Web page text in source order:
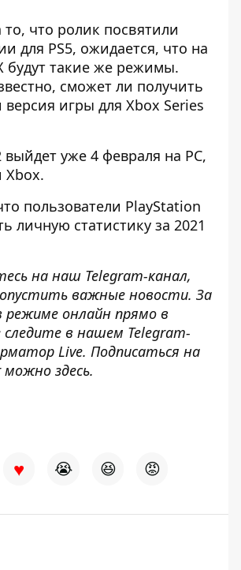
что ролик посвятили
для PS5, ожидается, что на
будут такие же режимы.
сможет ли получить
игры для Xbox Series
уже 4 февраля на PC,
Xbox.
пользователи PlayStation
личную статистику за 2021
на наш Telegram-канал,
важные новости. За
режиме онлайн прямо в
следите в нашем Telegram-
Live. Подписаться на
можно здесь.
♥ 😭 😆 😡